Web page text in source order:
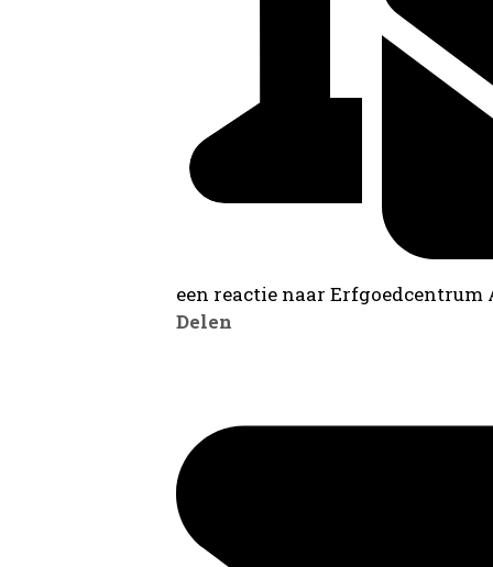
een reactie naar
Delen